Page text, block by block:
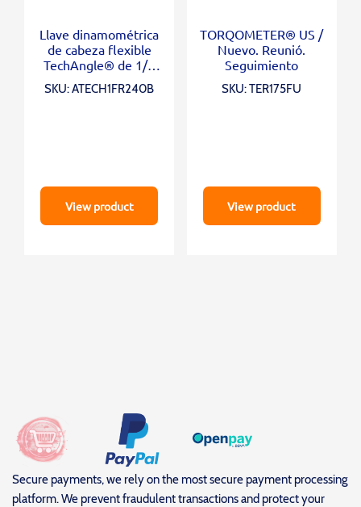
Llave dinamométrica
de cabeza flexible
TechAngle® de 1/4
SKU: ATECH1FR240B
View product
TORQOMETER® US /
Nuevo. Reunió.
Seguimiento
SKU: TER175FU
View product
Secure payments, we rely on the most secure payment processing
platform. We prevent fraudulent transactions and protect your